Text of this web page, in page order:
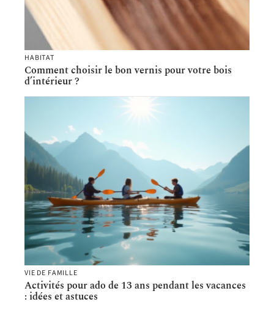
HABITAT
Comment choisir le bon vernis pour votre bois
d’intérieur ?
VIE DE FAMILLE
Activités pour ado de 13 ans pendant les vacances
: idées et astuces